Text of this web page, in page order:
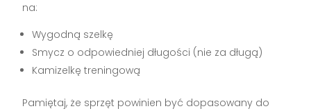
na:
Wygodną szelkę
Smycz o odpowiedniej długości (nie za długą)
Kamizelkę treningową
Pamiętaj, że sprzęt powinien być dopasowany do